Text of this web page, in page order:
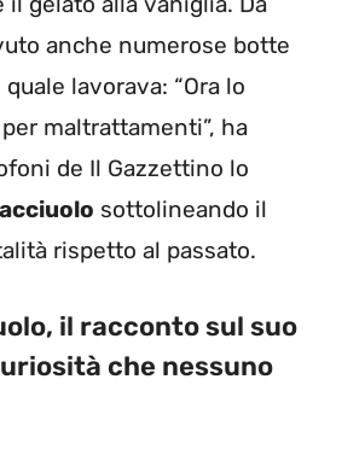
anche numerose botte
lavorava: “Ora lo
maltrattamenti”, ha
de Il Gazzettino lo
sottolineando il
rispetto al passato.
il racconto sul suo
che nessuno